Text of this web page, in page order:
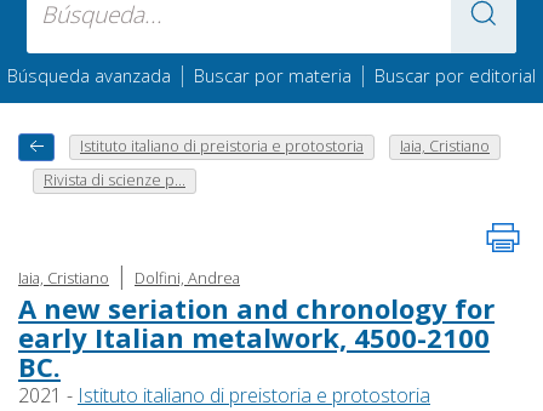
Búsqueda avanzada | Buscar por materia | Buscar por editorial
Istituto italiano di preistoria e protostoria
Iaia, Cristiano
Rivista di scienze p...
Iaia, Cristiano | Dolfini, Andrea
A new seriation and chronology for
early Italian metalwork, 4500-2100
BC.
2021 - Istituto italiano di preistoria e protostoria